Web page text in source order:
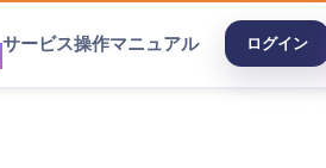
サービス操作マニュアル ログイン